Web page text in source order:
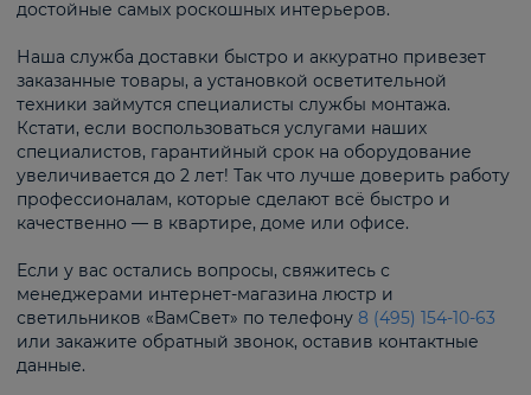
достойные самых роскошных интерьеров.
Наша служба доставки быстро и аккуратно привезет
заказанные товары, а установкой осветительной
техники займутся специалисты службы монтажа.
Кстати, если воспользоваться услугами наших
специалистов, гарантийный срок на оборудование
увеличивается до 2 лет! Так что лучше доверить работу
профессионалам, которые сделают всё быстро и
качественно — в квартире, доме или офисе.
Если у вас остались вопросы, свяжитесь с
менеджерами интернет-магазина люстр и
светильников «ВамСвет» по телефону 8 (495) 154-10-63
или закажите обратный звонок, оставив контактные
данные.